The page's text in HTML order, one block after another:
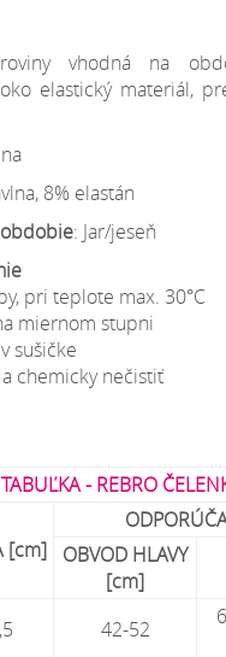
vhodná na
elastický materiál,
8% elastán
: Jar/jeseň
pri teplote max. 30°C
miernom stupni
sušičke
chemicky nečistiť
- REBRO
[cm]
OBVOD HLAVY
[cm]
42-52